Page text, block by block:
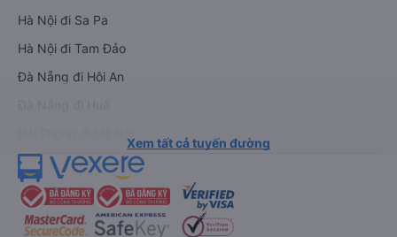
Hà Nội đi Sa Pa
Hà Nội đi Tam Đảo
Đà Nẵng đi Hội An
Xem tất cả tuyến đường